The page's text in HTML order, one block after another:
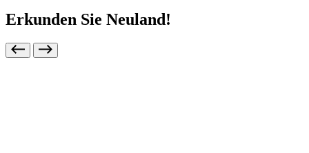
Erkunden Sie Neuland!